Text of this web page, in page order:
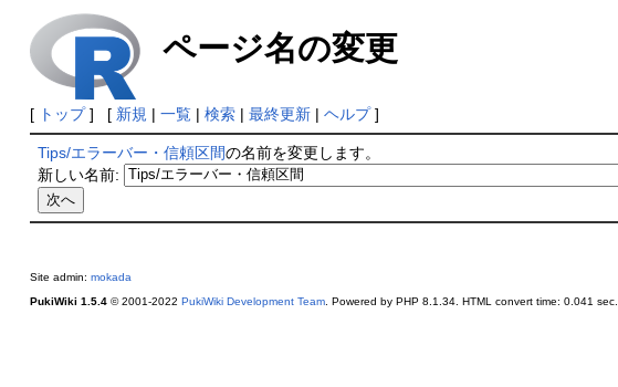
ページ名の変更
[ トップ] [ 新規 | 一覧| 検索| 最終更新| ヘルプ]
Tips/エラーバー・信頼区間の名前を変更します。
新しい名前:
Site admin: mokada
PukiWiki 1.5.4© 2001-2022 PukiWiki Development Team. Powered by PHP 8.1.34. HTML convert time: 0.041 sec.